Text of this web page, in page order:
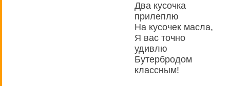
Два кусочка
прилеплю
На кусочек масла,
Я вас точно
удивлю
Бутербродом
классным!